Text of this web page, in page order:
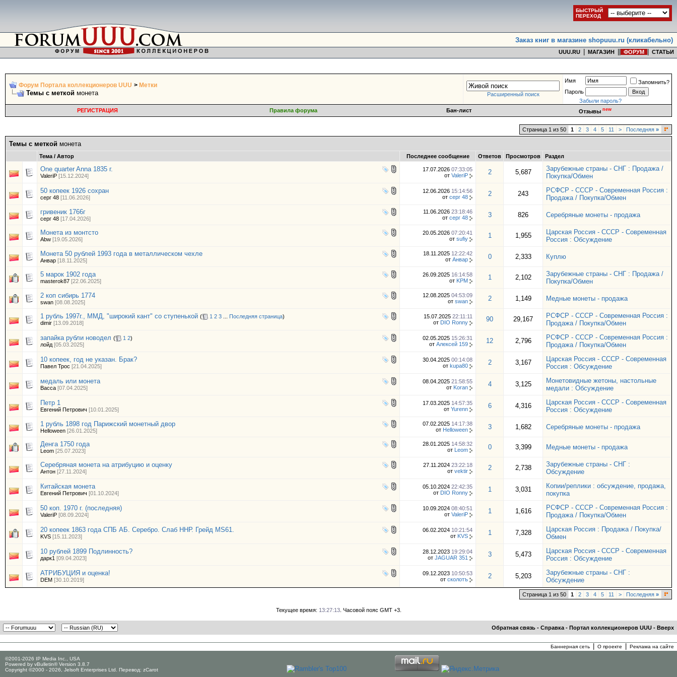
БЫСТРЫЙ
ПЕРЕХОД
Заказ книг в магазине shopuuu.ru (кликабельно)
UUU.RU МАГАЗИН ФОРУМ СТАТЬИ
Форум Портала коллекционеров UUU > Метки
Темы с меткой монета Расширенный поиск
Имя
Запомнить?
Пароль
Забыли пароль?
РЕГИСТРАЦИЯ
Правила форума Бан-лист Отзывы new
Страница 1 из 50 1 2 3 4 5 11 > Последняя »
Темы с меткой монета
Тема / Автор Последнее сообщение Ответов Просмотров Раздел
One quarter Anna 1835 г.
ValeriP [15.12.2024]
17.07.2026 07:33:05
от ValeriP 2 5,687
Зарубежные страны - СНГ : Продажа /
Покупка/Обмен
50 копеек 1926 сохран
серг 48 [11.06.2026]
12.06.2026 15:14:56
от серг 48 2 243
РСФСР - СССР - Современная Россия :
Продажа / Покупка/Обмен
гривеник 1766г
серг 48 [17.04.2026]
11.06.2026 23:18:46
от серг 48 3 826 Серебряные монеты - продажа
Монета из монтсто
Abw [19.05.2026]
20.05.2026 07:20:41
от sufiy 1 1,955
Царская Россия - СССР - Современная
Россия : Обсуждение
Монета 50 рублей 1993 года в металлическом чехле
Анвар [18.11.2025]
18.11.2025 12:22:42
от Анвар 0 2,333 Куплю
5 марок 1902 года
masterok87 [22.06.2025]
26.09.2025 16:14:58
от KPM 1 2,102
Зарубежные страны - СНГ : Продажа /
Покупка/Обмен
2 коп сибирь 1774
swan [08.08.2025]
12.08.2025 04:53:09
от swan 2 1,149 Медные монеты - продажа
1 рубль 1997г., ММД, "широкий кант" со ступенькой ( 1 2 3 Последняя страница)
dimir [13.09.2018]
15.07.2025 22:11:11
от DIO Ronny 90 29,167
РСФСР - СССР - Современная Россия :
Продажа / Покупка/Обмен
запайка рубли новодел ( 1 2)
лойд [05.03.2025]
02.05.2025 15:26:31
от Алексей 159 12 2,796
РСФСР - СССР - Современная Россия :
Продажа / Покупка/Обмен
10 копеек, год не указан. Брак?
Павел Трос [21.04.2025]
30.04.2025 00:14:08
от kupa80 2 3,167
Царская Россия - СССР - Современная
Россия : Обсуждение
медаль или монета
Васса [07.04.2025]
08.04.2025 21:58:55
от Koran 4 3,125
Монетовидные жетоны, настольные
медали : Обсуждение
Петр 1
Евгений Петрович [10.01.2025]
17.03.2025 14:57:35
от Yurenn 6 4,316
Царская Россия - СССР - Современная
Россия : Обсуждение
1 рубль 1898 год Парижский монетный двор
Helloween [26.01.2025]
07.02.2025 14:17:38
от Helloween 3 1,682 Серебряные монеты - продажа
Денга 1750 года
Leom [25.07.2023]
28.01.2025 14:58:32
от Leom 0 3,399 Медные монеты - продажа
Серебряная монета на атрибуцию и оценку
Антон [27.11.2024]
27.11.2024 23:22:18
от vektir 2 2,738
Зарубежные страны - СНГ :
Обсуждение
Китайская монета
Евгений Петрович [01.10.2024]
05.10.2024 22:42:35
от DIO Ronny 1 3,031
Копии/реплики : обсуждение, продажа,
покупка
50 коп. 1970 г. (последняя)
ValeriP [08.09.2024]
10.09.2024 08:40:51
от ValeriP 1 1,616
РСФСР - СССР - Современная Россия :
Продажа / Покупка/Обмен
20 копеек 1863 года СПБ АБ. Серебро. Cлаб ННР. Грейд MS61.
KVS [15.11.2023]
06.02.2024 10:21:54
от KVS 1 7,328
Царская Россия : Продажа / Покупка/
Обмен
10 рублей 1899 Подлинность?
дарк1 [09.04.2023]
28.12.2023 19:29:04
от JAGUAR 351 3 5,473
Царская Россия - СССР - Современная
Россия : Обсуждение
АТРИБУЦИЯ и оценка!
DEM [30.10.2019]
09.12.2023 10:50:53
от сколотъ 2 5,203
Зарубежные страны - СНГ :
Обсуждение
Страница 1 из 50 1 2 3 4 5 11 > Последняя »
Текущее время: 13:27:13. Часовой пояс GMT +3.
Обратная связь - Справка - Портал коллекционеров UUU - Вверх
Баннерная сеть О проекте Реклама на сайте
©2001-2026 IP Media Inc., USA
Powered by vBulletin® Version 3.8.7
Copyright ©2000 - 2026, Jelsoft Enterprises Ltd. Перевод: zCarot